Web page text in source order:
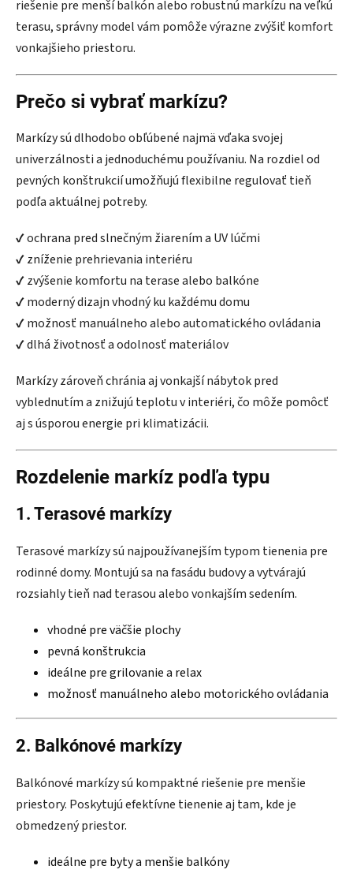
riešenie pre menší balkón alebo robustnú markízu na veľkú
terasu, správny model vám pomôže výrazne zvýšiť komfort
vonkajšieho priestoru.
Prečo si vybrať markízu?
Markízy sú dlhodobo obľúbené najmä vďaka svojej
univerzálnosti a jednoduchému používaniu. Na rozdiel od
pevných konštrukcií umožňujú flexibilne regulovať tieň
podľa aktuálnej potreby.
✔ ochrana pred slnečným žiarením a UV lúčmi
✔ zníženie prehrievania interiéru
✔ zvýšenie komfortu na terase alebo balkóne
✔ moderný dizajn vhodný ku každému domu
✔ možnosť manuálneho alebo automatického ovládania
✔ dlhá životnosť a odolnosť materiálov
Markízy zároveň chránia aj vonkajší nábytok pred
vyblednutím a znižujú teplotu v interiéri, čo môže pomôcť
aj s úsporou energie pri klimatizácii.
Rozdelenie markíz podľa typu
1. Terasové markízy
Terasové markízy sú najpoužívanejším typom tienenia pre
rodinné domy. Montujú sa na fasádu budovy a vytvárajú
rozsiahly tieň nad terasou alebo vonkajším sedením.
vhodné pre väčšie plochy
pevná konštrukcia
ideálne pre grilovanie a relax
možnosť manuálneho alebo motorického ovládania
2. Balkónové markízy
Balkónové markízy sú kompaktné riešenie pre menšie
priestory. Poskytujú efektívne tienenie aj tam, kde je
obmedzený priestor.
ideálne pre byty a menšie balkóny